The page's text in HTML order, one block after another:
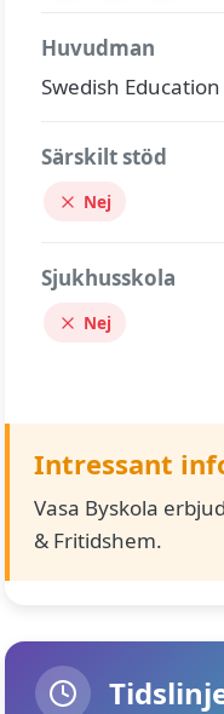
Huvudman
Swedish Education
Särskilt stöd
Nej
Sjukhusskola
Nej
Intressant
Vasa Byskola
& Fritidshem.